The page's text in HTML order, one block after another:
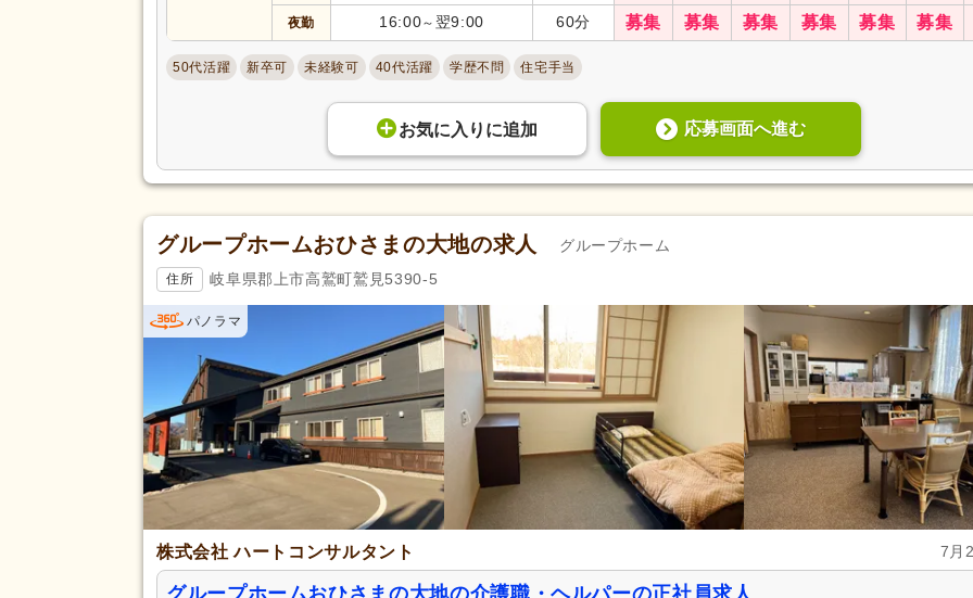
夜勤 16:00～ 翌9:00 60分 募集 募集 募集 募集 募集 募集
50代活躍 新卒可 未経験可 40代活躍 学歴不問 住宅手当
お気に入り に追加 応募画面へ進む
グループホームおひさまの大地の求人 グループホーム
住所 岐阜県郡上市高鷲町鷲見5390-5
パノラマ
株式会社 ハートコンサルタント 7月
グループホームおひさまの大地の介護職・ヘルパーの正社員求人